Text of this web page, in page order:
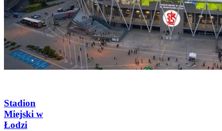
Stadion
Miejski w
Łodzi